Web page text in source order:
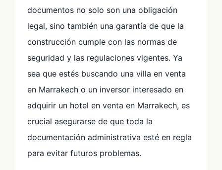
documentos no solo son una obligación
legal, sino también una garantía de que la
construcción cumple con las normas de
seguridad y las regulaciones vigentes. Ya
sea que estés buscando una villa en venta
en Marrakech o un inversor interesado en
adquirir un hotel en venta en Marrakech, es
crucial asegurarse de que toda la
documentación administrativa esté en regla
para evitar futuros problemas.